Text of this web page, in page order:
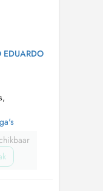
EDUARDO